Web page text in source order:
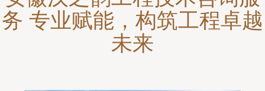
务 专业赋能，构筑工程卓越
未来